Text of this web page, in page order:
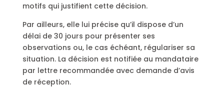
motifs qui justifient cette décision.
Par ailleurs, elle lui précise qu’il dispose d’un
délai de 30 jours pour présenter ses
observations ou, le cas échéant, régulariser sa
situation. La décision est notifiée au mandataire
par lettre recommandée avec demande d’avis
de réception.